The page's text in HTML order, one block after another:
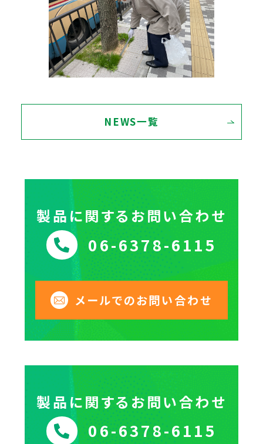
NEWS一覧
製品に関するお問い合わせ
06-6378-6115
メールでのお問い合わせ
製品に関するお問い合わせ
06-6378-6115